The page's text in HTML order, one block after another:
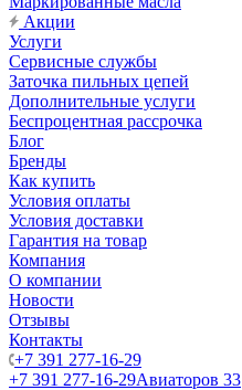
Акции
Услуги
Сервисные службы
Заточка пильных цепей
Дополнительные услуги
Беспроцентная рассрочка
Блог
Бренды
Как купить
Условия оплаты
Условия доставки
Гарантия на товар
Компания
О компании
Новости
Отзывы
Контакты
+7 391 277-16-29
+7 391 277-16-29Авиаторов 33